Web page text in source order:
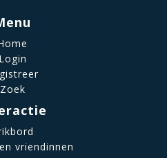
Login
Zoek
vriendinnen